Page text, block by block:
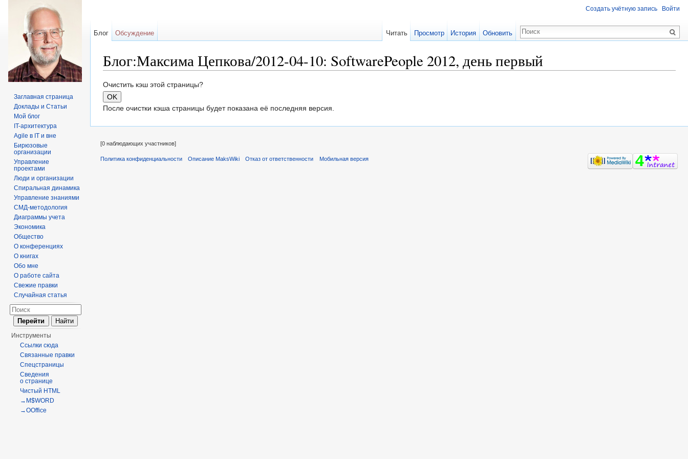
Блог:Максима Цепкова/2012-04-10: SoftwarePeople 2012, день первый
Очистить кэш этой страницы?
После очистки кэша страницы будет показана её последняя версия.
Создать учётную запись Войти
Блог Обсуждение Читать Просмотр История Обновить
Заглавная страница
Доклады и Статьи
Мой блог
IT-архитектура
Agile в IT и вне
Бирюзовые
организации
Управление
проектами
Люди и организации
Спиральная динамика
Управление знаниями
СМД-методология
Диаграммы учета
Экономика
Общество
О конференциях
О книгах
Обо мне
О работе сайта
Свежие правки
Случайная статья
Инструменты
Ссылки сюда
Связанные правки
Спецстраницы
Сведения
о странице
Чистый HTML
→M$WORD
→OOffice
[0 наблюдающих участников]
Политика конфиденциальности Описание MaksWiki Отказ от ответственности Мобильная версия